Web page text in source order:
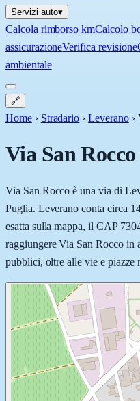
Servizi auto▾
Calcola rimborso kmCalcolo
assicurazioneVerifica revisione
ambientale
🔗
Home › Stradario › Leverano ›
Via San Rocco
Via San Rocco è una via di
Puglia. Leverano conta circa
esatta sulla mappa, il CAP
raggiungere Via San Rocco in
pubblici, oltre alle vie e piazze